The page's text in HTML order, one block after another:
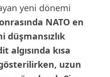
yeni dönemi
NATO en
düşmansızlık
algısında kısa
uzun